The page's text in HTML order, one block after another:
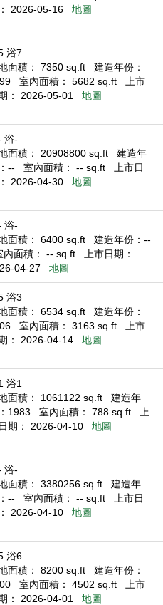
2026-05-16
地圖
浴7
面積： 7350 sq.ft
建造年份：
室內面積： 5682 sq.ft
上市
： 2026-05-01
地圖
浴-
面積： 20908800 sq.ft
建造年
--
室內面積： -- sq.ft
上市日
2026-04-30
地圖
浴-
面積： 6400 sq.ft
建造年份：--
內面積： -- sq.ft
上市日期：
04-27
地圖
浴3
面積： 6534 sq.ft
建造年份：
室內面積： 3163 sq.ft
上市
： 2026-04-14
地圖
浴1
面積： 1061122 sq.ft
建造年
1983
室內面積： 788 sq.ft
上
期： 2026-04-10
地圖
浴-
面積： 3380256 sq.ft
建造年
--
室內面積： -- sq.ft
上市日
2026-04-10
地圖
浴6
面積： 8200 sq.ft
建造年份：
室內面積： 4502 sq.ft
上市
： 2026-04-01
地圖